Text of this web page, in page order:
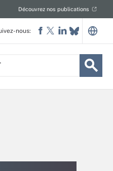
Découvrez nos publications
nous: